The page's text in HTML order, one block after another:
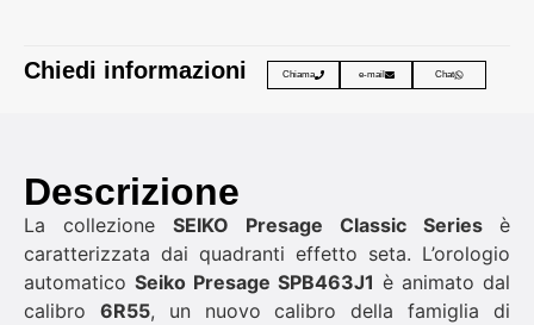
Chiedi informazioni Chiama e-mail Chat
Descrizione
La collezione SEIKO Presage Classic Series è
caratterizzata dai quadranti effetto seta. L’orologio
automatico Seiko Presage SPB463J1 è animato dal
calibro 6R55, un nuovo calibro della famiglia di